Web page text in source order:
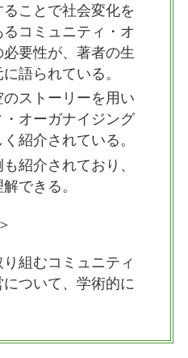
ことで社会変化を
コミュニティ・オ
要性が、著者の生
語られている。
ストーリーを用い
オーガナイジング
紹介されている。
紹介されており、
できる。
組むコミュニティ
ついて、学術的に